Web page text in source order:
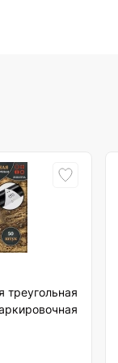
треугольная